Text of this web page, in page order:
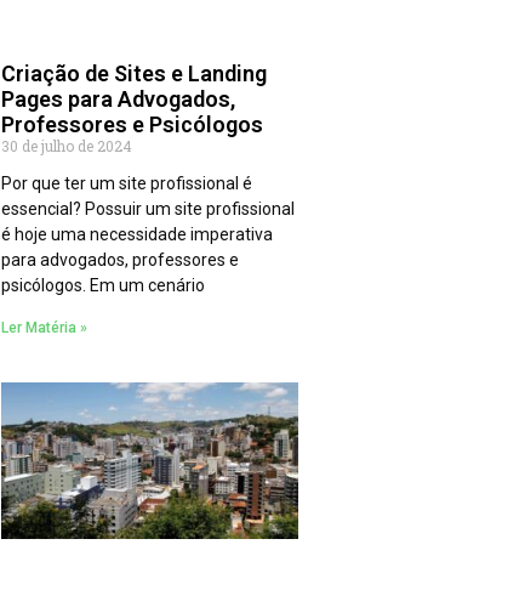
Criação de Sites e Landing
Pages para Advogados,
Professores e Psicólogos
30 de julho de 2024
Por que ter um site profissional é
essencial? Possuir um site profissional
é hoje uma necessidade imperativa
para advogados, professores e
psicólogos. Em um cenário
Ler Matéria »